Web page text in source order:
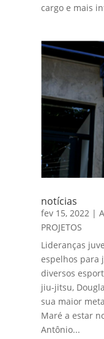
cargo e mais
notícias
fev 15, 2022 |
PROJETOS
Lideranças
espelhos para
diversos
jiu-jitsu,
sua maior
Maré a estar
Antônio...